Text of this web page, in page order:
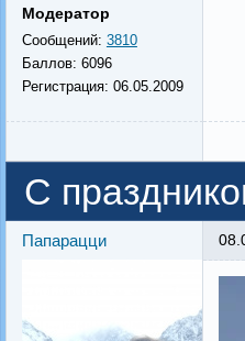
Модератор
Сообщений: 3810
Баллов: 6096
Регистрация: 06.05.2009
С
Папарацци